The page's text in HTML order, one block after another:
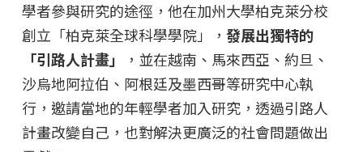
學者參與研究的途徑，他在加州大學柏克萊分校
創立「柏克萊全球科學學院」， 發展出獨特的
「引路人計畫」
，並在越南、馬來西亞、約旦、
沙烏地阿拉伯、阿根廷及墨西哥等研究中心執
行，邀請當地的年輕學者加入研究，透過引路人
計畫改變自己，也對解決更廣泛的社會問題做出